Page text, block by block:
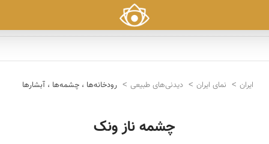
ایران نمای ایران دیدنی‌های طبیعی رودخانه‌ها ، چشمه‌ها ، آبشارها
چشمه ناز ونک